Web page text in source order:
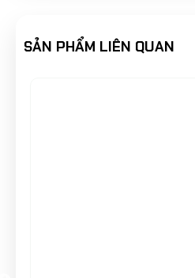
SẢN PHẨM LIÊN QUAN